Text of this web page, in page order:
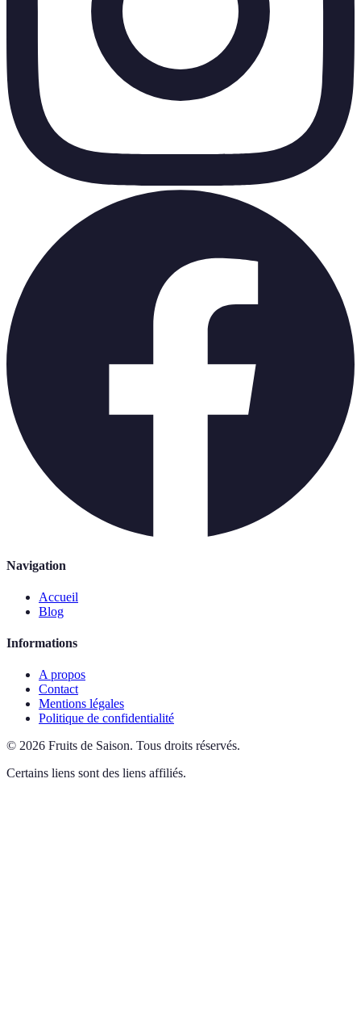
Navigation
Accueil
Blog
Informations
A propos
Contact
Mentions légales
Politique de confidentialité
© 2026 Fruits de Saison. Tous droits réservés.
Certains liens sont des liens affiliés.